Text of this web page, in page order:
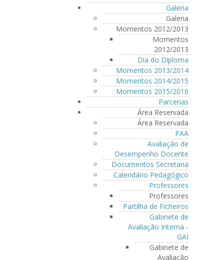
Galeria
Galeria
Momentos 2012/2013
Momentos
2012/2013
Dia do Diploma
Momentos 2013/2014
Momentos 2014/2015
Momentos 2015/2016
Parcerias
Área Reservada
Área Reservada
PAA
Avaliação de
Desempenho Docente
Documentos Secretaria
Calendário Pedagógico
Professores
Professores
Partilha de Ficheiros
Gabinete de
Avaliação Interna -
GAI
Gabinete de
Avaliação